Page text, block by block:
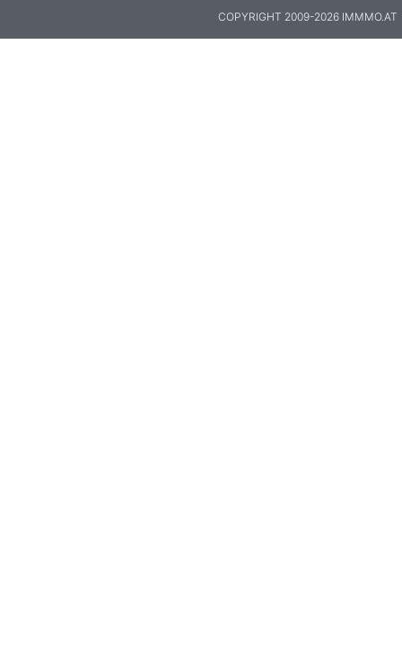
COPYRIGHT 2009-2026 IMMMO.AT